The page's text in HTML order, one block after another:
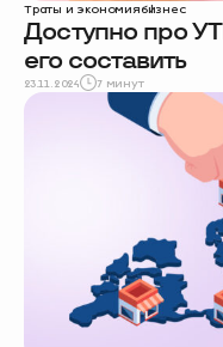
Траты и экономиябизнес
Доступно про
его составить
23.11.2024 7 минут